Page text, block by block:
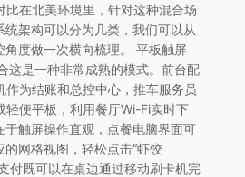
比在北美环境里，针对这种混合场
架构可以分为几类，我们可以从
角度做一次横向梳理。 平板触屏
这是一种非常成熟的模式。前台配
作为结账和总控中心，推车服务员
轻便平板，利用餐厅Wi-Fi实时下
于触屏操作直观，点餐电脑界面可
网格视图，轻松点击“虾饺
付既可以在桌边通过移动刷卡机完